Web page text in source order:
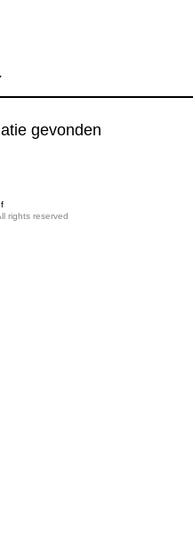
gevonden
rights reserved